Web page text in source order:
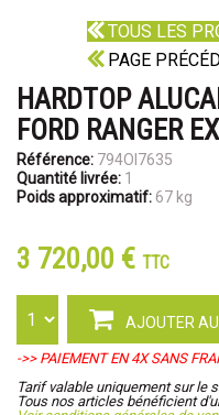
TOUS LES
PAGE
HARDTOP
FORD RANGER
Référence: 794OI7635
Quantité livrée: 1
Poids approximatif: 67 kg
3 720,00 € TTC
AJOUTER
->> PAIEMENT EN 4X SANS
Tarif valable uniquement sur le
Tous nos articles bénéficient